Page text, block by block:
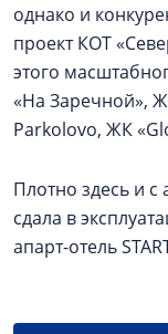
однако и
проект КОТ
этого
«На Заречной»,
Parkolovо, ЖК
Плотно здесь и
сдала в
апарт-отель